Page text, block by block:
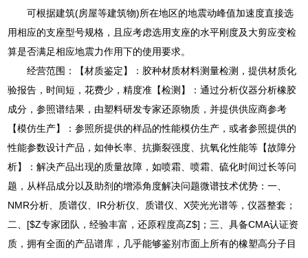
可根据建筑(房屋等建筑物)所在地区的地震动峰值加速度直接选
用相应的支座型号规格，且应考虑选用支座的水平刚度及大剪应变检
算是否满足相应地震力作用下的使用要求。
经营范围：【材质鉴定】：胶种材质材料测量检测，提供材质化
验报告，时间短，花费少，精度准【检测】：通过分析仪器分析橡胶
成分，参照谱结果，由塑料研发专家还原物质，并提供供应商参考
【模仿生产】：参照所提供的样品的性能模仿生产，或者参照提供的
性能参数设计产品，如伸长率、抗撕裂强度、抗氧化性能等【故障分
析】：解决产品出现的质量故障，如喷霜、喷霜、硫化时间过长等问
题，从样品成分以及助剂的增添角度解决问题微谱技术优势：一、
NMR分析、质谱仪、IR分析仪、质谱仪、X荧光光谱等，仪器整套；
二、[$Z专家团队，经验丰富，还原程度高Z$]；三、具备CMA认证资
质，拥有全面的产品谱库，几乎能够鉴别市面上所有的橡塑高分子目